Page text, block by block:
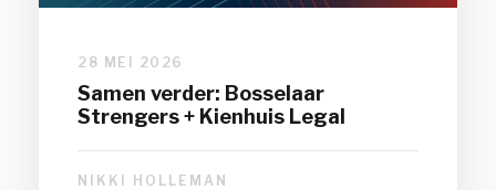
28 MEI 2026
Samen verder: Bosselaar
Strengers + Kienhuis Legal
NIKKI HOLLEMAN